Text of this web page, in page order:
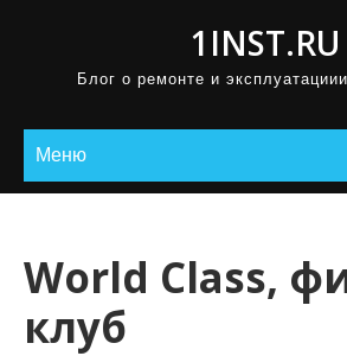
1INST.RU
Блог о ремонте и
Меню
World Class,
клуб